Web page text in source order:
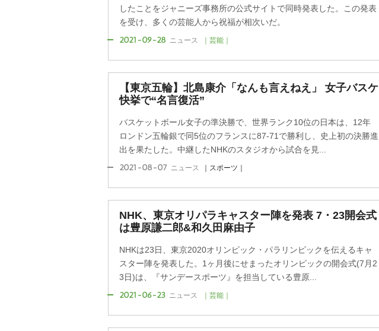
したことをジャニーズ事務所の公式サイトで同時発表した。この発表
を受け、多くの芸能人から祝福が相次いだ。
2021-09-28 ニュース ｜芸能｜
【東京五輪】北島康介「なんも言えねえ」 女子バスケ
快挙で“名言復活”
バスケットボール女子の準決勝で、世界ランク10位の日本は、12年
ロンドン五輪銀で同5位のフランスに87-71で勝利し、史上初の決勝進
出を果たした。中継したNHKのスタジオから試合を見...
2021-08-07 ニュース ｜スポーツ｜
NHK、東京オリパラキャスター陣を発表 7・23開会式
は豊原謙二郎&和久田麻由子
NHKは23日、東京2020オリンピック・パラリンピックを伝えるキャ
スター陣を発表した。1ヶ月後にせまったオリンピックの開会式(7月2
3日)は、『サンデースポーツ』を担当している豊原...
2021-06-23 ニュース ｜芸能｜